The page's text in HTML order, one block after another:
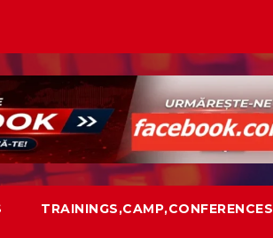
TRAININGS,CAMP,CONFERENCES